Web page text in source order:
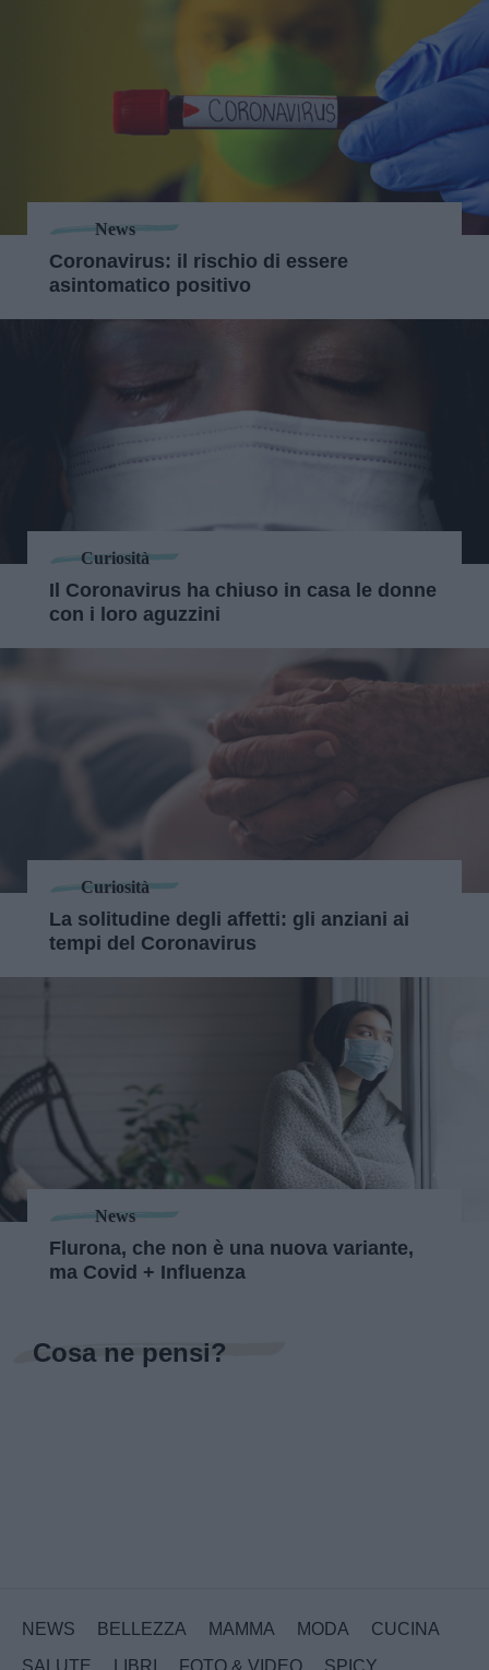
News
Coronavirus: il rischio di essere
asintomatico positivo
Curiosità
Il Coronavirus ha chiuso in casa le donne
con i loro aguzzini
Curiosità
La solitudine degli affetti: gli anziani ai
tempi del Coronavirus
News
Flurona, che non è una nuova variante,
ma Covid + Influenza
Cosa ne pensi?
NEWS BELLEZZA MAMMA MODA
CUCINA
SALUTE
LIBRI FOTO & VIDEO SPICY